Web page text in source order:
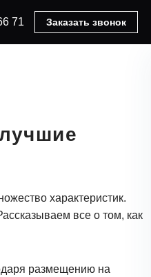
71 Заказать звонок
характеристик.
все о том, как
размещению на